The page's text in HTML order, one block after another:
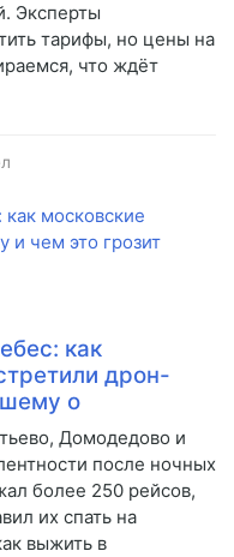
Эксперты
тарифы, но цены на
что ждёт
как
дрон-
о
Домодедово и
после ночных
более 250 рейсов,
их спать на
выжить в